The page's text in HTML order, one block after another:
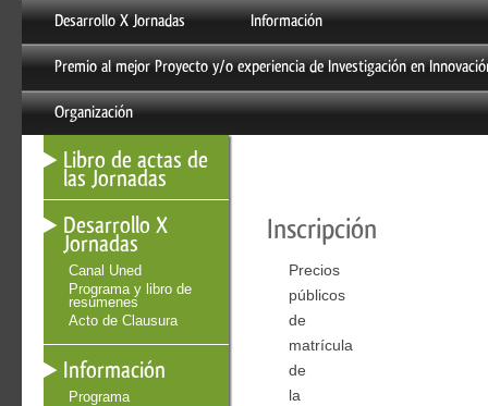
Desarrollo X Jornadas Información
Premio al mejor Proyecto y/o experiencia de Investigación en
Organización
Libro de actas de
las Jornadas
Desarrollo X
Jornadas
Canal Uned
Programa y libro de
resúmenes
Acto de Clausura
Información
Programa
Inscripción
Precios
públicos
de
matrícula
de
la